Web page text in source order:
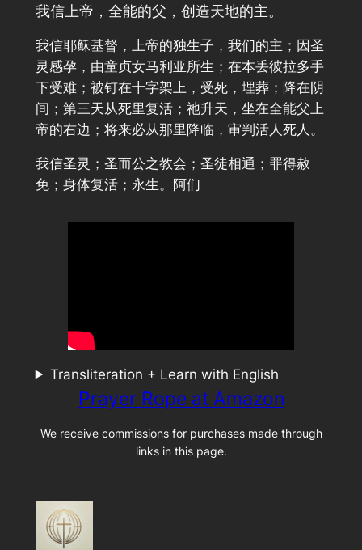
我信上帝，全能的父，创造天地的主。
我信耶稣基督，上帝的独生子，我们的主；因圣
灵感孕，由童贞女马利亚所生；在本丢彼拉多手
下受难；被钉在十字架上，受死，埋葬；降在阴
间；第三天从死里复活；祂升天，坐在全能父上
帝的右边；将来必从那里降临，审判活人死人。
我信圣灵；圣而公之教会；圣徒相通；罪得赦
免；身体复活；永生。阿们
Transliteration + Learn with English
Prayer Rope at Amazon
We receive commissions for purchases made through
links in this page.